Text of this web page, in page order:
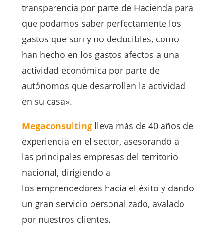
transparencia por parte de Hacienda para
que podamos saber perfectamente los
gastos que son y no deducibles, como
han hecho en los gastos afectos a una
actividad económica por parte de
autónomos que desarrollen la actividad
en su casa».
Megaconsulting lleva más de 40 años de
experiencia en el sector, asesorando a
las principales empresas del territorio
nacional, dirigiendo a
los emprendedores hacia el éxito y dando
un gran servicio personalizado, avalado
por nuestros clientes.